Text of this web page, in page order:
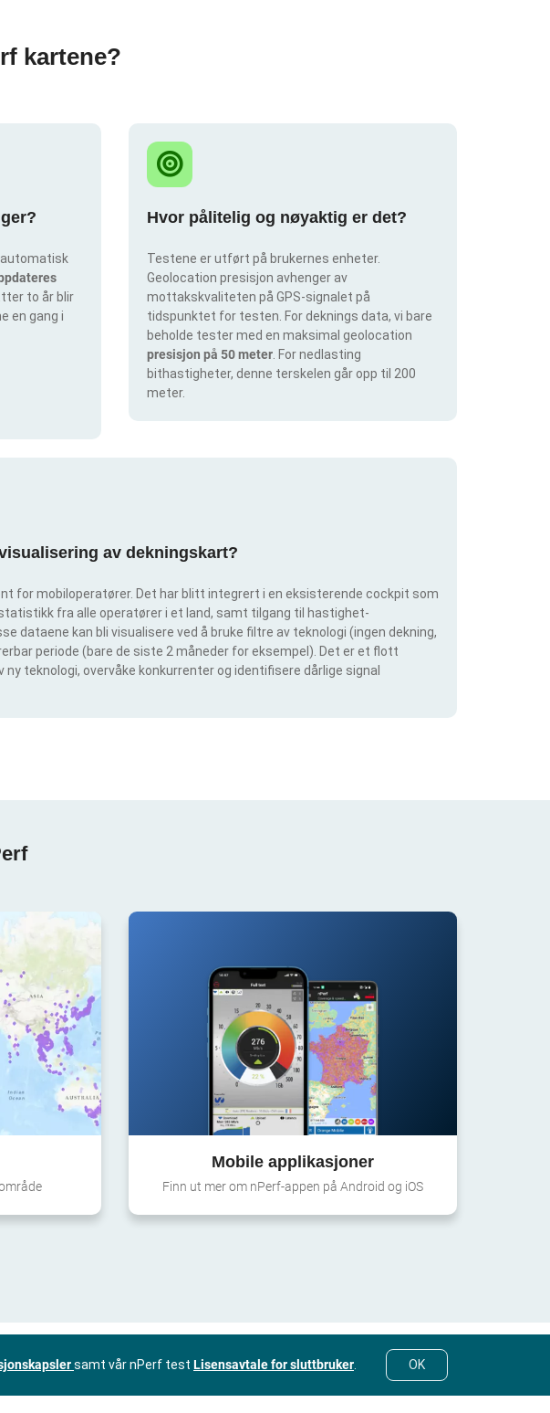
kartene?
to år blir
en gang i
Hvor pålitelig og nøyaktig er det?
Testene er utført på brukernes enheter.
Geolocation presisjon avhenger av
mottakskvaliteten på GPS-signalet på
tidspunktet for testen. For deknings data, vi bare
beholde tester med en maksimal geolocation
presisjon på 50 meter . For nedlasting
bithastigheter, denne terskelen går opp til 200
meter.
av dekningskart?
for mobiloperatører. Det har blitt integrert i en eksisterende cockpit som
fra alle operatører i et land, samt tilgang til hastighet-
dataene kan bli visualisere ved å bruke filtre av teknologi (ingen dekning,
periode (bare de siste 2 måneder for eksempel). Det er et flott
teknologi, overvåke konkurrenter og identifisere dårlige signal
Mobile applikasjoner
Finn ut mer om nPerf-appen på Android og iOS
samt vår nPerf test Lisensavtale for sluttbruker OK